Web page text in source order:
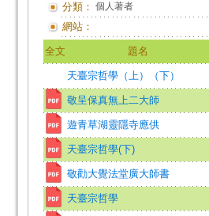
分類： 個人著者
網站：
全文 題名
天臺宗哲學（上）（下）
敬呈保真無上二大師
遊青草湖靈隱寺應供
天臺宗哲學(下)
敬勸大覺法堂廣大師書
天臺宗哲學